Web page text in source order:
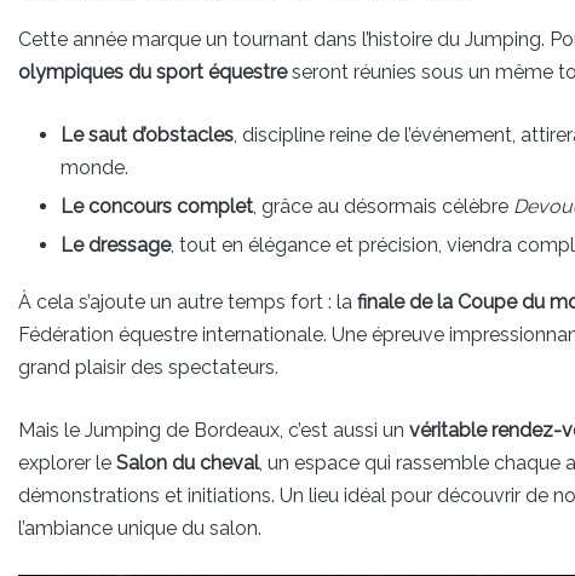
Cette année marque un tournant dans l’histoire du Jumping.
olympiques du sport équestreseront réunies sous un même
Le saut d’obstacles, discipline reine de l’événement,
monde.
Le concours complet, grâce au désormais célèbre
Le dressage, tout en élégance et précision, viendra
À cela s’ajoute un autre temps fort : la finale de la Coupe du
Fédération équestre internationale. Une épreuve
grand plaisir des spectateurs.
Mais le Jumping de Bordeaux, c’est aussi un véritable rendez-
explorer le Salon du cheval, un espace qui rassemble chaque
démonstrations et initiations. Un lieu idéal pour découvrir de
l’ambiance unique du salon.